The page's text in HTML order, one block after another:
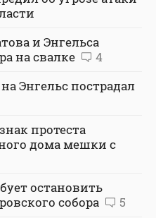
и Энгельса
на свалке
4
Энгельс пострадал
протеста
дома мешки с
остановить
собора
5